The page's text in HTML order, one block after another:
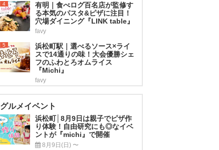
4
有明｜食べログ百名店が監修す
る本気のパスタ&ピザに注目！
穴場ダイニング『LINK table』
favy
5
浜松町駅｜選べるソース×ライ
スで14通りの味！大会優勝シェ
フのふわとろオムライス
『Michi』
favy
グルメイベント
浜松町│8月9日は親子でピザ作
り体験！自由研究にも◎なイベ
ントが『michi』で開催
8月9日(日) 〜